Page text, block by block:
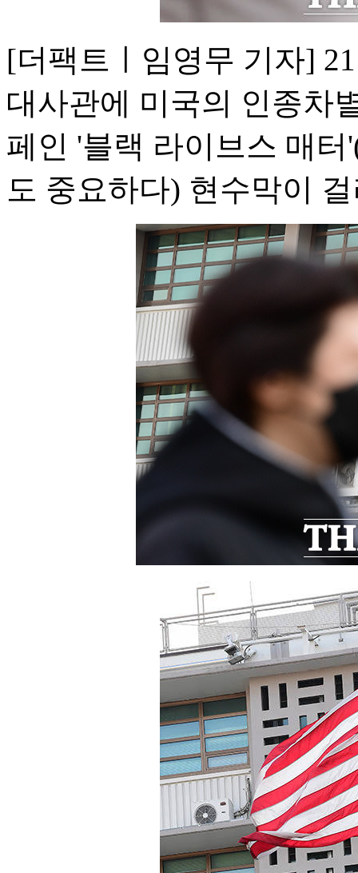
[더팩트ㅣ임영무 기자]
대사관에 미국의 인종차
페인 '블랙 라이브스 매터
도 중요하다) 현수막이